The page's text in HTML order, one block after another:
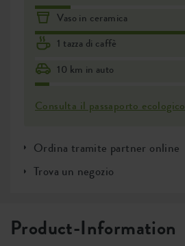
Vaso in ceramica
1 tazza di caffè
10 km in auto
Consulta il passaporto ecologico
Ordina tramite partner online
Trova un negozio
Product-Information